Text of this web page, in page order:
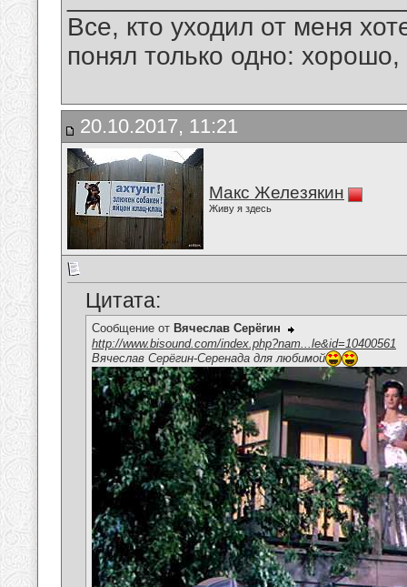
Все, кто уходил от меня
понял только одно:
20.10.2017, 11:21
Макс Железякин
Живу я здесь
Цитата:
Сообщение от Вячеслав Серёгин
http://www.bisound.com/index.php?nam...le&id=10400561
Вячеслав Серёгин-Серенада для любимой